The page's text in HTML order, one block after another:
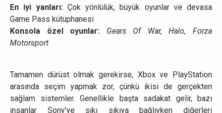
En iyi yanları: Çok yönlülük, büyük oyunlar ve devasa
Game Pass kütüphanesi
Konsola özel oyunlar:
Gears Of War, Halo, Forza
Motorsport
Tamamen dürüst olmak gerekirse, Xbox ve PlayStation
arasında seçim yapmak zor, çünkü ikisi de gerçekten
sağlam sistemler. Genellikle başta sadakat gelir, bazı
insanlar Sony'ye sıkı sıkıya bağlıyken diğerleri